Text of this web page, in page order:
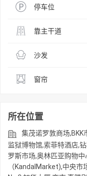
停车位
靠主干道
沙发
窗帘
所在位置
集茂诺罗敦商场,BKK
监狱博物馆,索菲特酒店,
罗斯市场,奥林匹亚购物
（KandalMarket),中央市